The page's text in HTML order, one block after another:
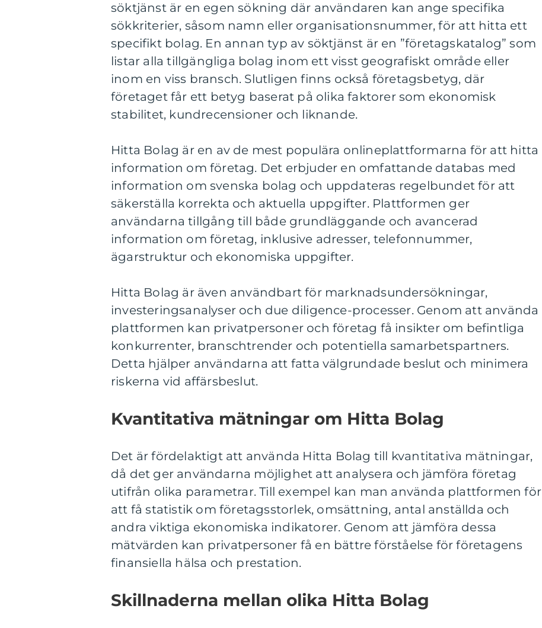
söktjänst är en egen sökning där användaren kan ange specifika
sökkriterier, såsom namn eller organisationsnummer, för att hitta ett
specifikt bolag. En annan typ av söktjänst är en ”företagskatalog” som
listar alla tillgängliga bolag inom ett visst geografiskt område eller
inom en viss bransch. Slutligen finns också företagsbetyg, där
företaget får ett betyg baserat på olika faktorer som ekonomisk
stabilitet, kundrecensioner och liknande.
Hitta Bolag är en av de mest populära onlineplattformarna för att hitta
information om företag. Det erbjuder en omfattande databas med
information om svenska bolag och uppdateras regelbundet för att
säkerställa korrekta och aktuella uppgifter. Plattformen ger
användarna tillgång till både grundläggande och avancerad
information om företag, inklusive adresser, telefonnummer,
ägarstruktur och ekonomiska uppgifter.
Hitta Bolag är även användbart för marknadsundersökningar,
investeringsanalyser och due diligence-processer. Genom att använda
plattformen kan privatpersoner och företag få insikter om befintliga
konkurrenter, branschtrender och potentiella samarbetspartners.
Detta hjälper användarna att fatta välgrundade beslut och minimera
riskerna vid affärsbeslut.
Kvantitativa mätningar om Hitta Bolag
Det är fördelaktigt att använda Hitta Bolag till kvantitativa mätningar,
då det ger användarna möjlighet att analysera och jämföra företag
utifrån olika parametrar. Till exempel kan man använda plattformen för
att få statistik om företagsstorlek, omsättning, antal anställda och
andra viktiga ekonomiska indikatorer. Genom att jämföra dessa
mätvärden kan privatpersoner få en bättre förståelse för företagens
finansiella hälsa och prestation.
Skillnaderna mellan olika Hitta Bolag